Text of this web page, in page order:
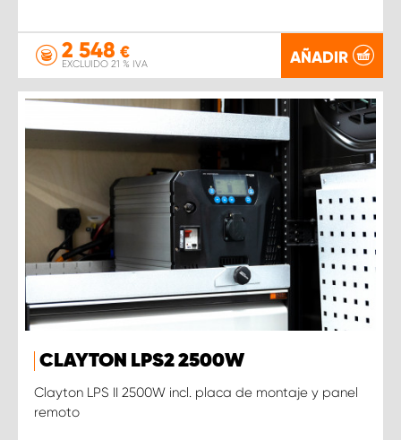
2 548 €
EXCLUIDO 21 % IVA AÑADIR
CLAYTON LPS2 2500W
Clayton LPS II 2500W incl. placa de montaje y panel
remoto